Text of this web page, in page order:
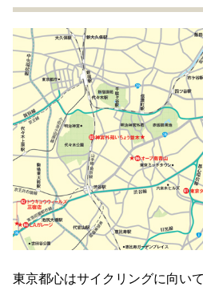
東京都心はサイクリングに向い